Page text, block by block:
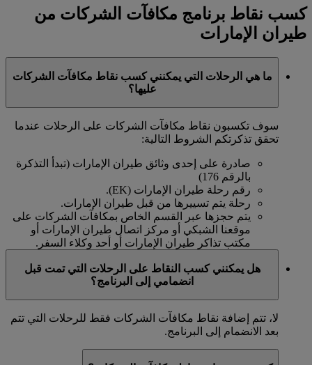
كسب نقاط برنامج مكافآت الشركات من
طيران الإمارات
ما هي الرحلات التي يمكنني كسب نقاط مكافآت الشركات
عليها؟
سوف تكسبون نقاط مكافآت الشركات على الرحلات عندما
تحقق تذكرتكم الشروط التالية:
صادرة على إحدى وثائق طيران الإمارات (تبدأ التذكرة
بالرقم 176)
رقم رحلة طيران الإمارات (EK).
رحلة يتم تسييرها من قبل طيران الإمارات.
يتم حجزها عبر القسم الخاص بمكافآت الشركات على
موقعنا الشبكي أو مركز اتصال طيران الإمارات أو
مكتب تذاكر طيران الإمارات أو أحد وكلاء السفر.
هل يمكنني كسب النقاط على الرحلات التي تمت قبل
انضمامي إلى البرنامج؟
لا، تتم إضافة نقاط مكافآت الشركات فقط للرحلات التي تتم
بعد الانضمام إلى البرنامج.